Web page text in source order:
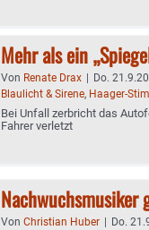
Mehr als ein
Von Renate Drax | Do.
Blaulicht & Sirene, Haager-
Bei Unfall zerbricht das
Fahrer verletzt
Nachwuchsmusiker
Von Christian Huber | Do.